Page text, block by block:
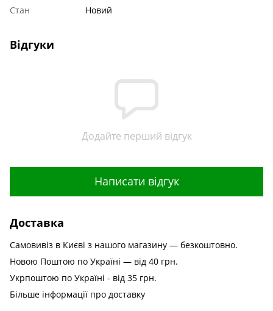
Стан
Новий
Відгуки
Додайте перший відгук
Написати відгук
Доставка
Самовивіз в Києві з нашого магазину — безкоштовно.
Новою Поштою по Україні — від 40 грн.
Укрпоштою по Україні - від 35 грн.
Більше інформації про доставку